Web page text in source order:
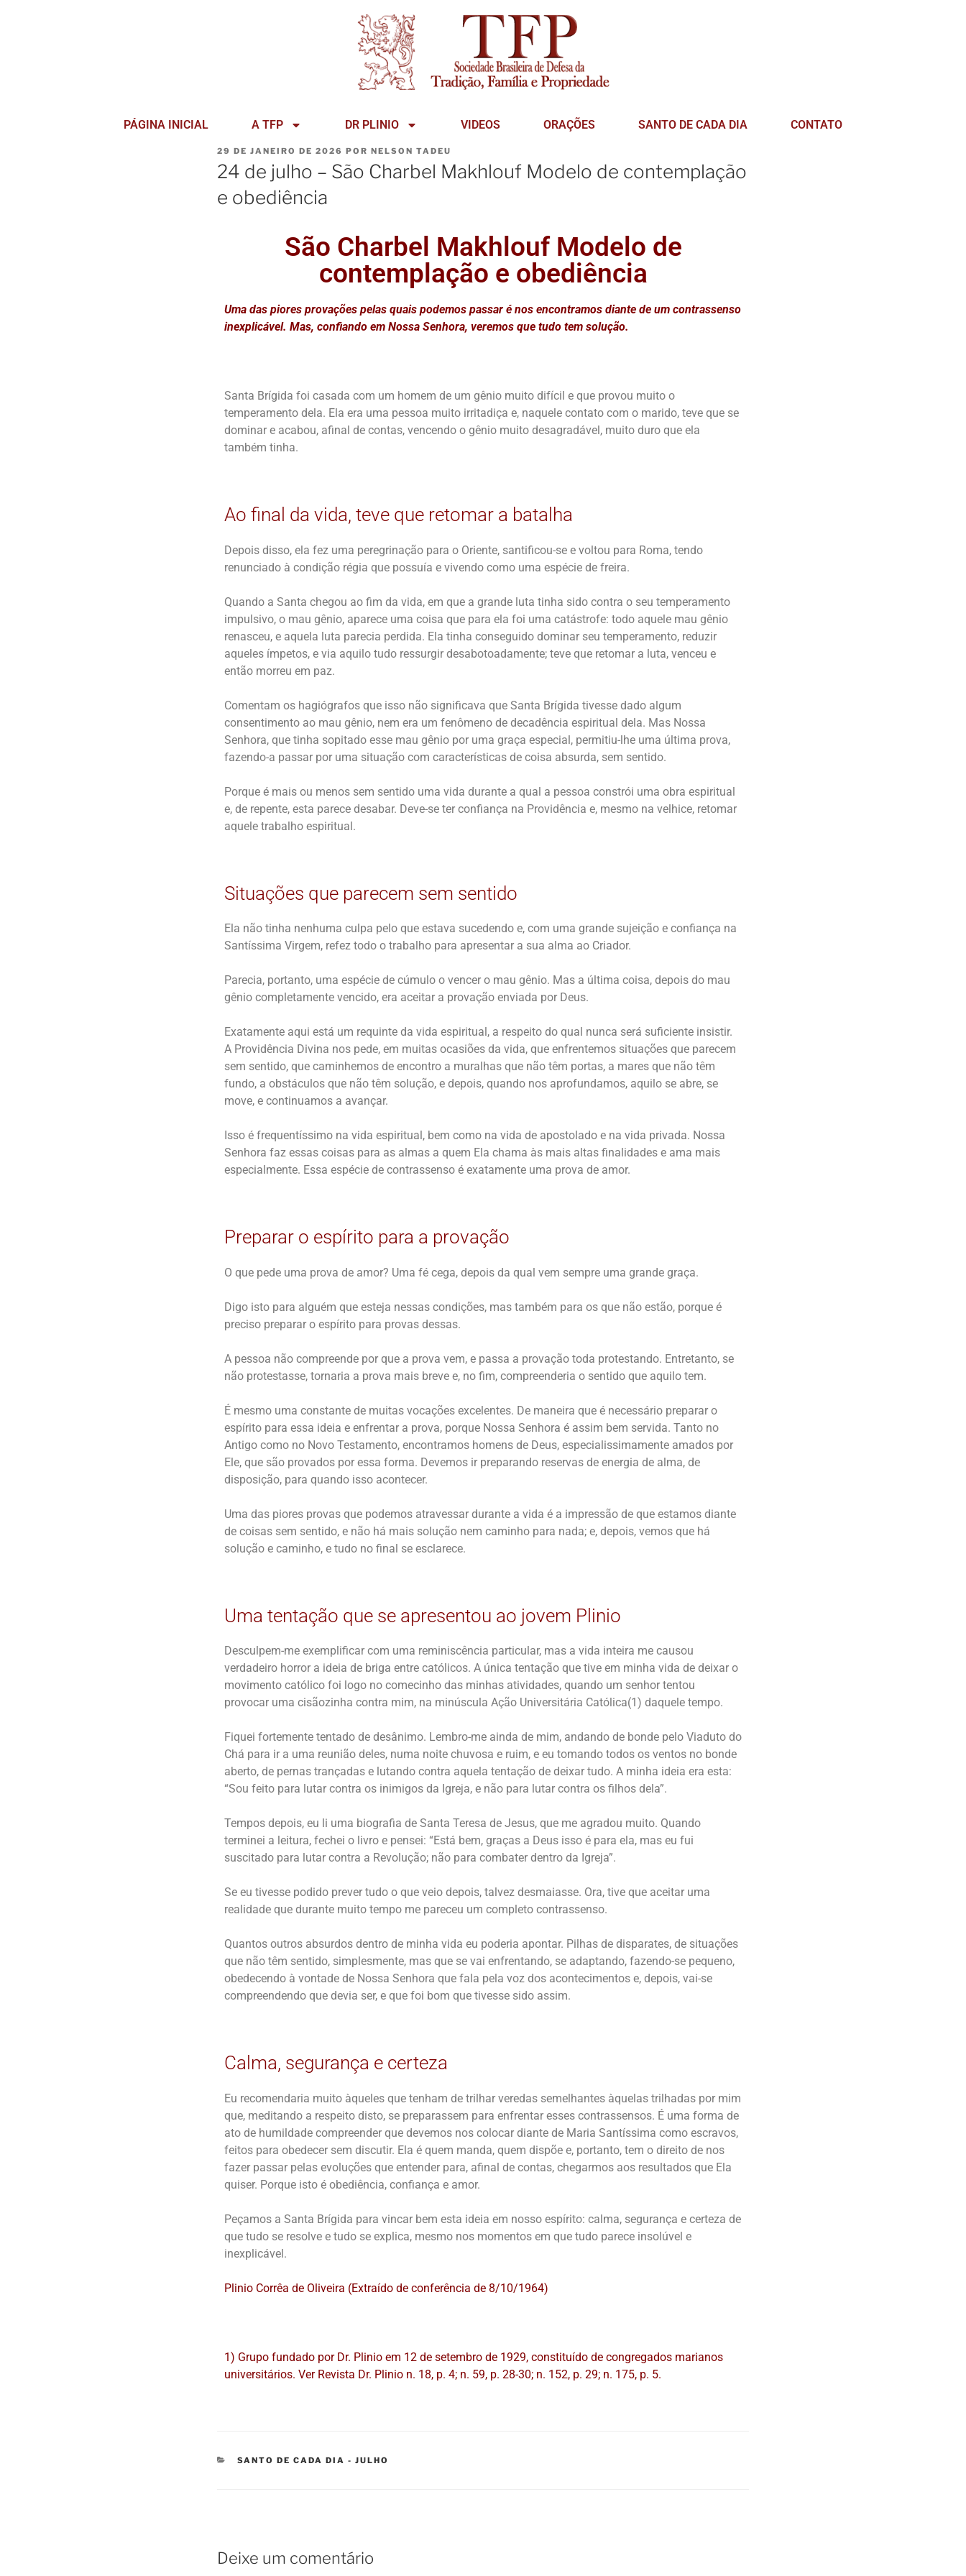
PÁGINA INICIAL A TFP DR PLINIO VIDEOS ORAÇÕES SANTO DE CADA DIA CONTATO
29 DE JANEIRO DE 2026 POR NELSON TADEU
24 de julho – São Charbel Makhlouf Modelo de contemplação
e obediência
São Charbel Makhlouf Modelo de
contemplação e obediência
Uma das piores provações pelas quais podemos passar é nos encontramos diante de um contrassenso
inexplicável. Mas, confiando em Nossa Senhora, veremos que tudo tem solução.
Santa Brígida foi casada com um homem de um gênio muito difícil e que provou muito o
temperamento dela. Ela era uma pessoa muito irritadiça e, naquele contato com o marido, teve que se
dominar e acabou, afinal de contas, vencendo o gênio muito desagradável, muito duro que ela
também tinha.
Ao final da vida, teve que retomar a batalha
Depois disso, ela fez uma peregrinação para o Oriente, santificou-se e voltou para Roma, tendo
renunciado à condição régia que possuía e vivendo como uma espécie de freira.
Quando a Santa chegou ao fim da vida, em que a grande luta tinha sido contra o seu temperamento
impulsivo, o mau gênio, aparece uma coisa que para ela foi uma catástrofe: todo aquele mau gênio
renasceu, e aquela luta parecia perdida. Ela tinha conseguido dominar seu temperamento, reduzir
aqueles ímpetos, e via aquilo tudo ressurgir desabotoadamente; teve que retomar a luta, venceu e
então morreu em paz.
Comentam os hagiógrafos que isso não significava que Santa Brígida tivesse dado algum
consentimento ao mau gênio, nem era um fenômeno de decadência espiritual dela. Mas Nossa
Senhora, que tinha sopitado esse mau gênio por uma graça especial, permitiu-lhe uma última prova,
fazendo-a passar por uma situação com características de coisa absurda, sem sentido.
Porque é mais ou menos sem sentido uma vida durante a qual a pessoa constrói uma obra espiritual
e, de repente, esta parece desabar. Deve-se ter confiança na Providência e, mesmo na velhice, retomar
aquele trabalho espiritual.
Situações que parecem sem sentido
Ela não tinha nenhuma culpa pelo que estava sucedendo e, com uma grande sujeição e confiança na
Santíssima Virgem, refez todo o trabalho para apresentar a sua alma ao Criador.
Parecia, portanto, uma espécie de cúmulo o vencer o mau gênio. Mas a última coisa, depois do mau
gênio completamente vencido, era aceitar a provação enviada por Deus.
Exatamente aqui está um requinte da vida espiritual, a respeito do qual nunca será suficiente insistir.
A Providência Divina nos pede, em muitas ocasiões da vida, que enfrentemos situações que parecem
sem sentido, que caminhemos de encontro a muralhas que não têm portas, a mares que não têm
fundo, a obstáculos que não têm solução, e depois, quando nos aprofundamos, aquilo se abre, se
move, e continuamos a avançar.
Isso é frequentíssimo na vida espiritual, bem como na vida de apostolado e na vida privada. Nossa
Senhora faz essas coisas para as almas a quem Ela chama às mais altas finalidades e ama mais
especialmente. Essa espécie de contrassenso é exatamente uma prova de amor.
Preparar o espírito para a provação
O que pede uma prova de amor? Uma fé cega, depois da qual vem sempre uma grande graça.
Digo isto para alguém que esteja nessas condições, mas também para os que não estão, porque é
preciso preparar o espírito para provas dessas.
A pessoa não compreende por que a prova vem, e passa a provação toda protestando. Entretanto, se
não protestasse, tornaria a prova mais breve e, no fim, compreenderia o sentido que aquilo tem.
É mesmo uma constante de muitas vocações excelentes. De maneira que é necessário preparar o
espírito para essa ideia e enfrentar a prova, porque Nossa Senhora é assim bem servida. Tanto no
Antigo como no Novo Testamento, encontramos homens de Deus, especialissimamente amados por
Ele, que são provados por essa forma. Devemos ir preparando reservas de energia de alma, de
disposição, para quando isso acontecer.
Uma das piores provas que podemos atravessar durante a vida é a impressão de que estamos diante
de coisas sem sentido, e não há mais solução nem caminho para nada; e, depois, vemos que há
solução e caminho, e tudo no final se esclarece.
Uma tentação que se apresentou ao jovem Plinio
Desculpem-me exemplificar com uma reminiscência particular, mas a vida inteira me causou
verdadeiro horror a ideia de briga entre católicos. A única tentação que tive em minha vida de deixar o
movimento católico foi logo no comecinho das minhas atividades, quando um senhor tentou
provocar uma cisãozinha contra mim, na minúscula Ação Universitária Católica(1) daquele tempo.
Fiquei fortemente tentado de desânimo. Lembro-me ainda de mim, andando de bonde pelo Viaduto do
Chá para ir a uma reunião deles, numa noite chuvosa e ruim, e eu tomando todos os ventos no bonde
aberto, de pernas trançadas e lutando contra aquela tentação de deixar tudo. A minha ideia era esta:
“Sou feito para lutar contra os inimigos da Igreja, e não para lutar contra os filhos dela”.
Tempos depois, eu li uma biografia de Santa Teresa de Jesus, que me agradou muito. Quando
terminei a leitura, fechei o livro e pensei: “Está bem, graças a Deus isso é para ela, mas eu fui
suscitado para lutar contra a Revolução; não para combater dentro da Igreja”.
Se eu tivesse podido prever tudo o que veio depois, talvez desmaiasse. Ora, tive que aceitar uma
realidade que durante muito tempo me pareceu um completo contrassenso.
Quantos outros absurdos dentro de minha vida eu poderia apontar. Pilhas de disparates, de situações
que não têm sentido, simplesmente, mas que se vai enfrentando, se adaptando, fazendo-se pequeno,
obedecendo à vontade de Nossa Senhora que fala pela voz dos acontecimentos e, depois, vai-se
compreendendo que devia ser, e que foi bom que tivesse sido assim.
Calma, segurança e certeza
Eu recomendaria muito àqueles que tenham de trilhar veredas semelhantes àquelas trilhadas por mim
que, meditando a respeito disto, se preparassem para enfrentar esses contrassensos. É uma forma de
ato de humildade compreender que devemos nos colocar diante de Maria Santíssima como escravos,
feitos para obedecer sem discutir. Ela é quem manda, quem dispõe e, portanto, tem o direito de nos
fazer passar pelas evoluções que entender para, afinal de contas, chegarmos aos resultados que Ela
quiser. Porque isto é obediência, confiança e amor.
Peçamos a Santa Brígida para vincar bem esta ideia em nosso espírito: calma, segurança e certeza de
que tudo se resolve e tudo se explica, mesmo nos momentos em que tudo parece insolúvel e
inexplicável.
Plinio Corrêa de Oliveira (Extraído de conferência de 8/10/1964)
1) Grupo fundado por Dr. Plinio em 12 de setembro de 1929, constituído de congregados marianos
universitários. Ver Revista Dr. Plinio n. 18, p. 4; n. 59, p. 28-30; n. 152, p. 29; n. 175, p. 5.
SANTO DE CADA DIA - JULHO
Deixe um comentário